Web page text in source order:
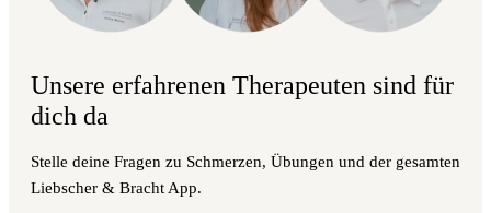
Unsere erfahrenen Therapeuten sind für
dich da
Stelle deine Fragen zu Schmerzen, Übungen und der gesamten
Liebscher & Bracht App.